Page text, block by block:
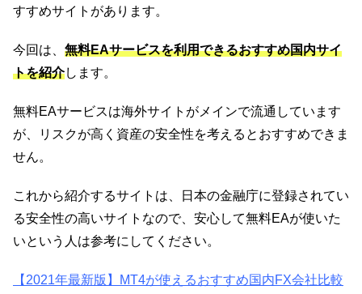
すすめサイトがあります。
今回は、 無料EAサービスを利用できるおすすめ国内サイ
トを紹介します。
無料EAサービスは海外サイトがメインで流通しています
が、リスクが高く資産の安全性を考えるとおすすめできま
せん。
これから紹介するサイトは、日本の金融庁に登録されてい
る安全性の高いサイトなので、安心して無料EAが使いた
いという人は参考にしてください。
【2021年最新版】MT4が使えるおすすめ国内FX会社比較